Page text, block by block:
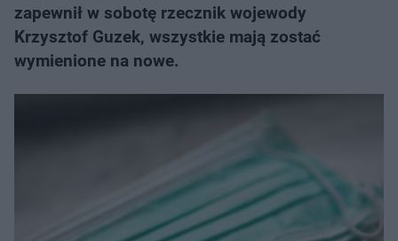
zapewnił w sobotę rzecznik wojewody
Krzysztof Guzek, wszystkie mają zostać
wymienione na nowe.